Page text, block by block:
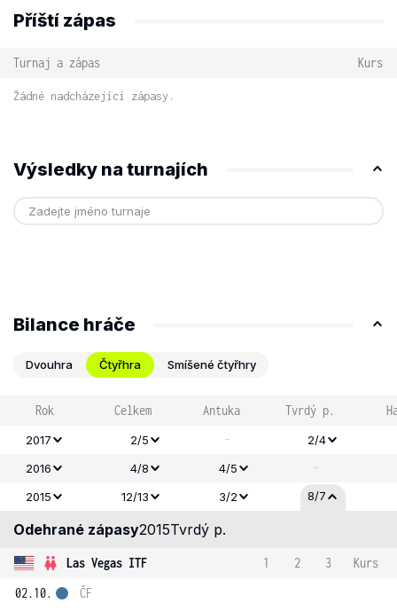
Příští zápas
Turnaj a zápas Kurs
Žádné nadcházející zápasy.
Výsledky na turnajích
Bilance hráče
Dvouhra Čtyřhra Smíšené čtyřhry
Rok Celkem Antuka Tvrdý p.
2017 2/5 -
2/4
2016
4/8 4/5 -
2015 12/13 3/2 8/7
Odehrané zápasy2015Tvrdý p.
Las Vegas ITF 1 2 3
Kurs
02.10.
ČF